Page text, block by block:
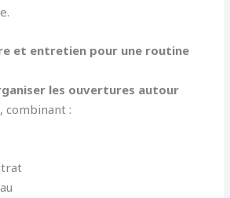
et entretien pour une routine
les ouvertures autour
, combinant :